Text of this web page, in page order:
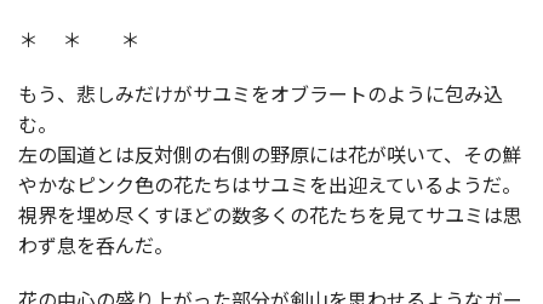
＊ ＊ ＊
もう、悲しみだけがサユミをオブラートのように包み込
む。
左の国道とは反対側の右側の野原には花が咲いて、その鮮
やかなピンク色の花たちはサユミを出迎えているようだ。
視界を埋め尽くすほどの数多くの花たちを見てサユミは思
わず息を呑んだ。